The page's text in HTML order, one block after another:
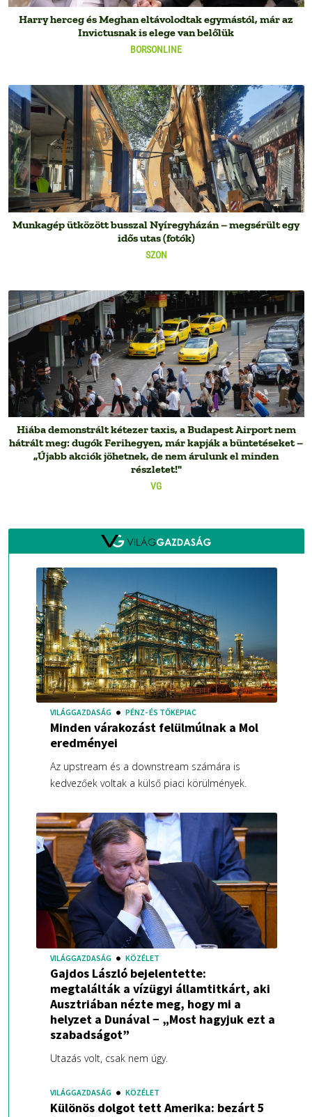
BORSONLINE
Harry herceg és Meghan eltávolodtak egymástól, már az
Invictusnak is elege van belőlük
SZON
Munkagép ütközött busszal Nyíregyházán – megsérült egy
idős utas (fotók)
VG
Hiába demonstrált kétezer taxis, a Budapest Airport nem
hátrált meg: dugók Ferihegyen, már kapják a büntetéseket –
„Újabb akciók jöhetnek, de nem árulunk el minden
részletet!"
VILÁGGAZDASÁG PÉNZ- ÉS TŐKEPIAC
Minden várakozást felülmúlnak a Mol
eredményei
Az upstream és a downstream számára is
kedvezőek voltak a külső piaci körülmények.
VILÁGGAZDASÁG KÖZÉLET
Gajdos László bejelentette:
megtalálták a vízügyi államtitkárt, aki
Ausztriában nézte meg, hogy mi a
helyzet a Dunával − „Most hagyjuk ezt a
szabadságot”
Utazás volt, csak nem úgy.
VILÁGGAZDASÁG KÖZÉLET
Különös dolgot tett Amerika: bezárt 5